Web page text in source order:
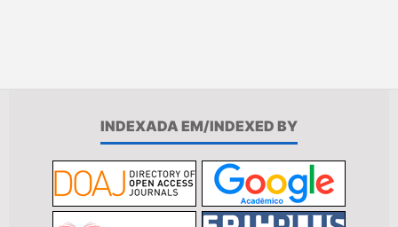
INDEXADA EM/INDEXED BY